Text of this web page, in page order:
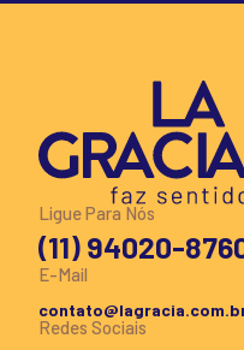
Ligue Para Nós
(11) 94020-
E-Mail
Redes Sociais